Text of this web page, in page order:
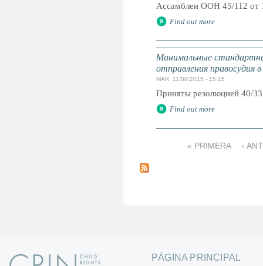
Ассамблеи ООН 45/112 от
Find out more
Минимальные
отправления правосудия
MAR, 11/08/2015 - 15:15
Приняты резолюцией 40/
Find out more
á
« PRIMERA ‹
PÁGINA PRINCIPAL